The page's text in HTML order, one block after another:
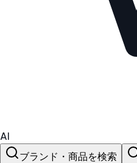
AI
ブランド・商品を検索